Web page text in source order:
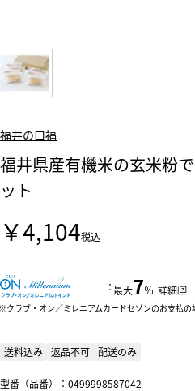
福井の口福
福井県産有機米の玄米粉
ット
￥4,104税込
：最大7％ 詳細
クラブ・オン／ミレニアムカードセゾンのお支払の
送料込み 返品不可 配送のみ
型番（品番）：0499998587042